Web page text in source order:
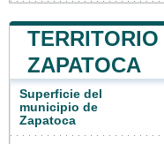
ZAPATOCA
Superficie del
municipio de
Zapatoca